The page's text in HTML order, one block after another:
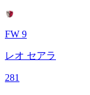
FW 9
レオ セアラ
281